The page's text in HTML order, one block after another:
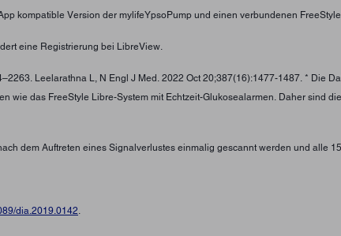
kompatible Version der mylifeYpsoPump und einen verbundenen
eine Registrierung bei LibreView.
Leelarathna L, N Engl J Med. 2022 Oct 20;387(16):1477-1487. * Die
wie das FreeStyle Libre-System mit Echtzeit-Glukosealarmen. Daher sind
dem Auftreten eines Signalverlustes einmalig gescannt werden und alle
dia.2019.0142.